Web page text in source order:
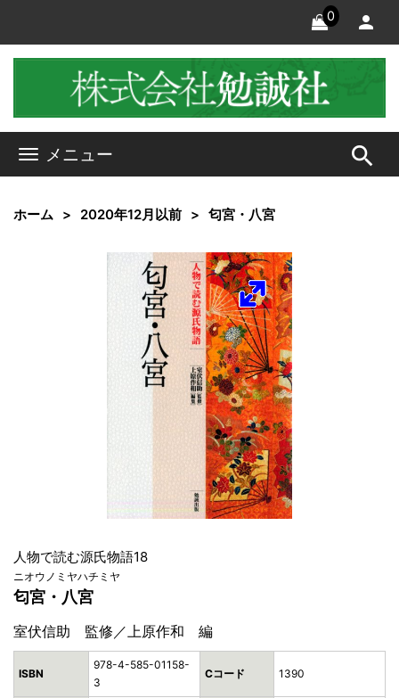
0
メニュー search
ホーム 2020年12月以前 匂宮・八宮
人物で読む源氏物語18
ニオウノミヤハチミヤ
匂宮・八宮
室伏信助 監修／上原作和 編
ISBN
978-4-585-01158-
3
Cコード 1390